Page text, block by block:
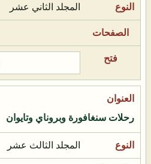
المجلد الثاني عشر
رحلات سنغافورة وبروناي وتايوان
المجلد الثالث عشر